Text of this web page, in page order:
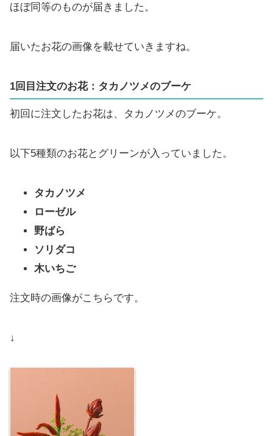
ほぼ同等のものが届きました。
届いたお花の画像を載せていきますね。
1回目注文のお花：タカノツメのブーケ
初回に注文したお花は、タカノツメのブーケ。
以下5種類のお花とグリーンが入っていました。
タカノツメ
ローゼル
野ばら
ソリダコ
木いちご
注文時の画像がこちらです。
↓